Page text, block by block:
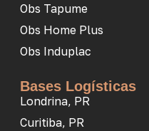
Obs Tapume
Obs Home Plus
Obs Induplac
Bases Logísticas
Londrina, PR
Curitiba, PR